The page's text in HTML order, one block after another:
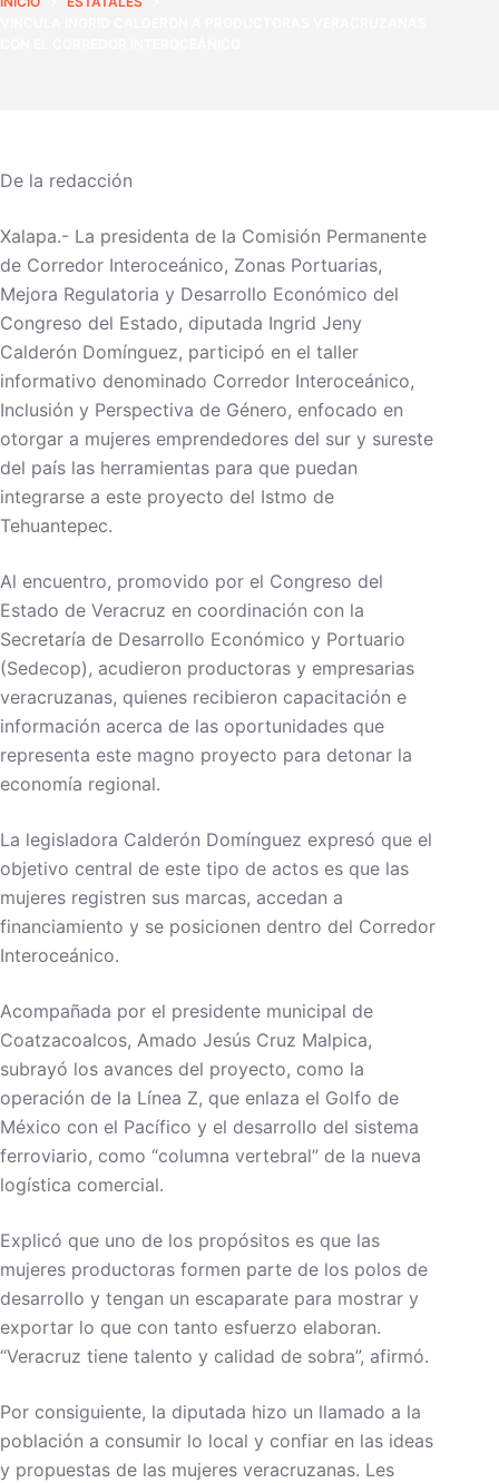
De la redacción
Xalapa.- La presidenta de la Comisión Permanente
de Corredor Interoceánico, Zonas Portuarias,
Mejora Regulatoria y Desarrollo Económico del
Congreso del Estado, diputada Ingrid Jeny
Calderón Domínguez, participó en el taller
informativo denominado Corredor Interoceánico,
Inclusión y Perspectiva de Género, enfocado en
otorgar a mujeres emprendedores del sur y sureste
del país las herramientas para que puedan
integrarse a este proyecto del Istmo de
Tehuantepec.
Al encuentro, promovido por el Congreso del
Estado de Veracruz en coordinación con la
Secretaría de Desarrollo Económico y Portuario
(Sedecop), acudieron productoras y empresarias
veracruzanas, quienes recibieron capacitación e
información acerca de las oportunidades que
representa este magno proyecto para detonar la
economía regional.
La legisladora Calderón Domínguez expresó que el
objetivo central de este tipo de actos es que las
mujeres registren sus marcas, accedan a
financiamiento y se posicionen dentro del Corredor
Interoceánico.
Acompañada por el presidente municipal de
Coatzacoalcos, Amado Jesús Cruz Malpica,
subrayó los avances del proyecto, como la
operación de la Línea Z, que enlaza el Golfo de
México con el Pacífico y el desarrollo del sistema
ferroviario, como “columna vertebral” de la nueva
logística comercial.
Explicó que uno de los propósitos es que las
mujeres productoras formen parte de los polos de
desarrollo y tengan un escaparate para mostrar y
exportar lo que con tanto esfuerzo elaboran.
“Veracruz tiene talento y calidad de sobra”, afirmó.
Por consiguiente, la diputada hizo un llamado a la
población a consumir lo local y confiar en las ideas
y propuestas de las mujeres veracruzanas. Les